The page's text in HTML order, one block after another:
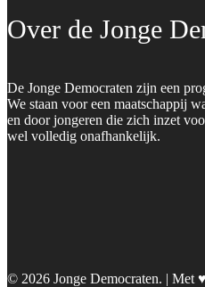
Over de Jonge
De Jonge Democraten zijn een
We staan voor een maatschappij
en door jongeren die zich inzet
wel volledig onafhankelijk.
© 2026 Jonge Democraten. | Met